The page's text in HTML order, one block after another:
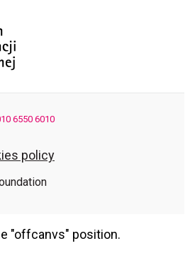
6550 6010
policy
"offcanvs" position.